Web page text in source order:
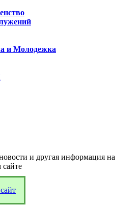
и Молодежка
и другая информация на